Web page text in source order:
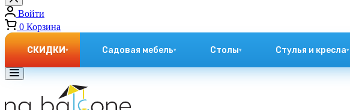
Войти
0 Корзина
СКИДКИ▾ Садовая мебель▾ Столы▾ Стулья и кресла▾